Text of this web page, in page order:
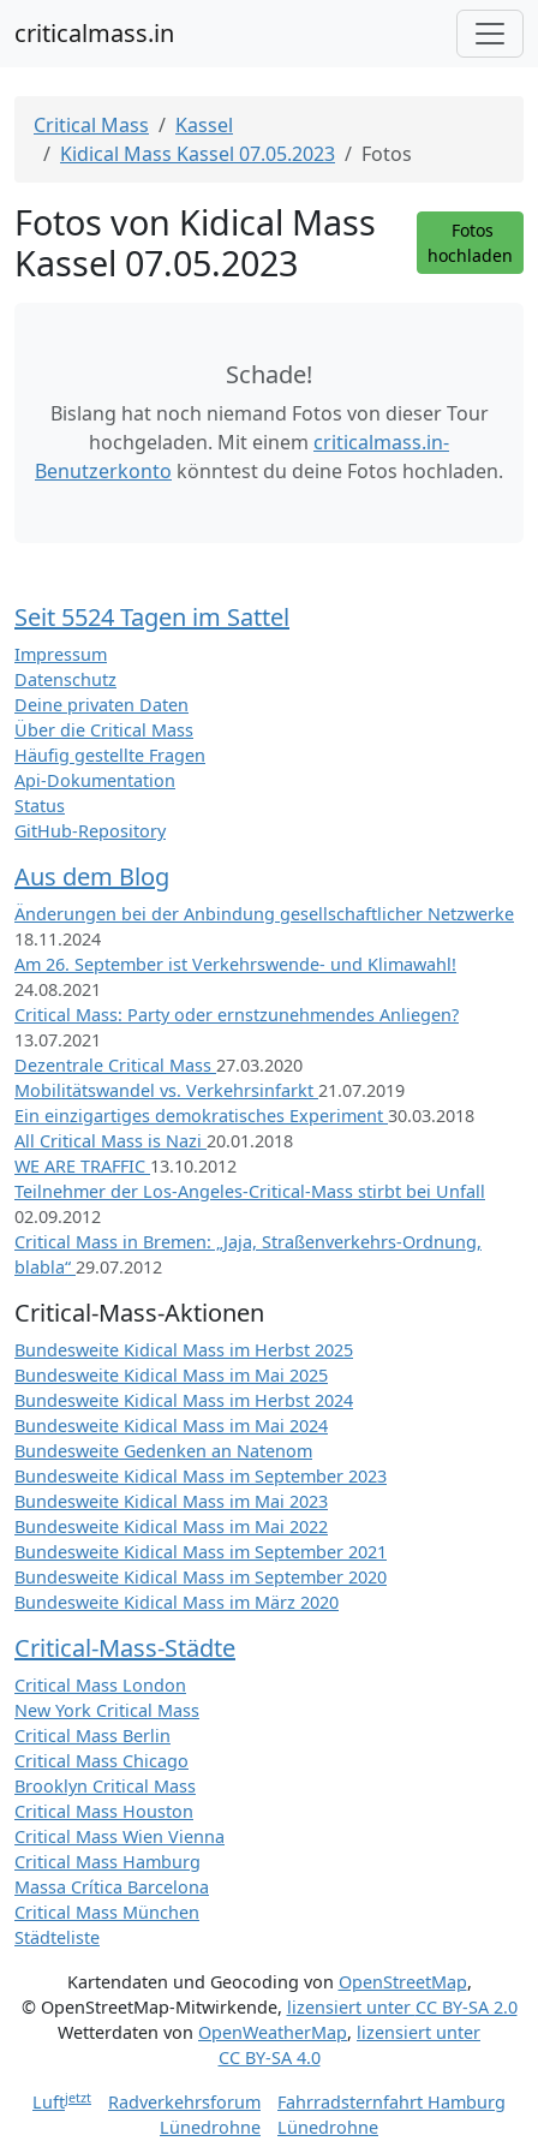
criticalmass.in
Critical Mass
Kassel
Kidical Mass Kassel 07.05.2023
Fotos
Fotos von Kidical Mass
Kassel 07.05.2023
Fotos
hochladen
Schade!
Bislang hat noch niemand Fotos von dieser Tour
hochgeladen. Mit einem criticalmass.in-
Benutzerkonto könntest du deine Fotos hochladen.
Seit 5524 Tagen im Sattel
Impressum
Datenschutz
Deine privaten Daten
Über die Critical Mass
Häufig gestellte Fragen
Api-Dokumentation
Status
GitHub-Repository
Aus dem Blog
Änderungen bei der Anbindung gesellschaftlicher Netzwerke
18.11.2024
Am 26. September ist Verkehrswende- und Klimawahl!
24.08.2021
Critical Mass: Party oder ernstzunehmendes Anliegen?
13.07.2021
Dezentrale Critical Mass 27.03.2020
Mobilitätswandel vs. Verkehrsinfarkt 21.07.2019
Ein einzigartiges demokratisches Experiment 30.03.2018
All Critical Mass is Nazi 20.01.2018
WE ARE TRAFFIC 13.10.2012
Teilnehmer der Los-Angeles-Critical-Mass stirbt bei Unfall
02.09.2012
Critical Mass in Bremen: „Jaja, Straßenverkehrs-Ordnung,
blabla“ 29.07.2012
Critical-Mass-Aktionen
Bundesweite Kidical Mass im Herbst 2025
Bundesweite Kidical Mass im Mai 2025
Bundesweite Kidical Mass im Herbst 2024
Bundesweite Kidical Mass im Mai 2024
Bundesweite Gedenken an Natenom
Bundesweite Kidical Mass im September 2023
Bundesweite Kidical Mass im Mai 2023
Bundesweite Kidical Mass im Mai 2022
Bundesweite Kidical Mass im September 2021
Bundesweite Kidical Mass im September 2020
Bundesweite Kidical Mass im März 2020
Critical-Mass-Städte
Critical Mass London
New York Critical Mass
Critical Mass Berlin
Critical Mass Chicago
Brooklyn Critical Mass
Critical Mass Houston
Critical Mass Wien Vienna
Critical Mass Hamburg
Massa Crítica Barcelona
Critical Mass München
Städteliste
Kartendaten und Geocoding von OpenStreetMap,
© OpenStreetMap-Mitwirkende, lizensiert unter CC BY-SA 2.0
Wetterdaten von OpenWeatherMap, lizensiert unter
CC BY-SA 4.0
Luftjetzt Radverkehrsforum
Fahrradsternfahrt Hamburg
Lünedrohne
Lünedrohne